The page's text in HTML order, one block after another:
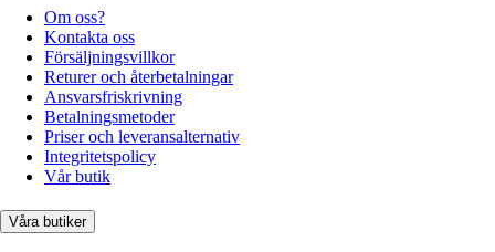
Om oss?
Kontakta oss
Försäljningsvillkor
Returer och återbetalningar
Ansvarsfriskrivning
Betalningsmetoder
Priser och leveransalternativ
Integritetspolicy
Vår butik
Våra butiker